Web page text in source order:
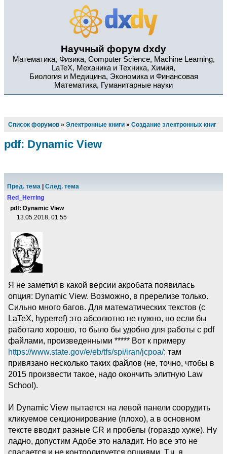
Научный форум dxdy
Математика, Физика, Computer Science, Machine Learning,
LaTeX, Механика и Техника, Химия,
Биология и Медицина, Экономика и Финансовая
Математика, Гуманитарные науки
Список форумов » Электронные книги » Создание электронных книг
pdf: Dynamic View
Пред. тема
След. тема
Red_Herring
pdf: Dynamic View
13.05.2018, 01:55
Я не заметил в какой версии акробата появилась
опция: Dynamic View. Возможно, в пререлизе только.
Сильно много багов. Для математических текстов (с
LaTeX, hyperref) это абсолютно не нужно, но если бы
работало хорошо, то было бы удобно для работы с pdf
файлами, произведенными ***** Вот к примеру
https://www.state.gov/e/eb/tfs/spi/iran/jcpoa/: там
привязано несколько таких файлов (не, точно, чтобы в
2015 произвести такое, надо окончить элитную Law
School).
И Dynamic View пытается на левой панели соорудить
кликуемое секционирование (плохо), а в основном
тексте вводит разные CR и пробелы (гораздо хуже). Ну
ладно, допустим Адобе это наладит. Но все это не
спасается и не контролируется опциями. Т.ч. я